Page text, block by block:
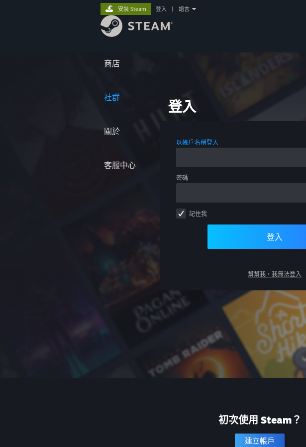
商店
社群
關於
客服中心
安裝 Steam 登入 語言
登入
以帳戶名稱登入
密碼
記住我
登入
幫幫我，我無法登入
初次使用 Steam？
建立帳戶